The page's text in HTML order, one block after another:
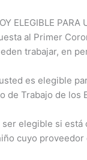
ELEGIBLE PARA
al Primer
trabajar, en
es elegible
de Trabajo de los
elegible si
cuyo